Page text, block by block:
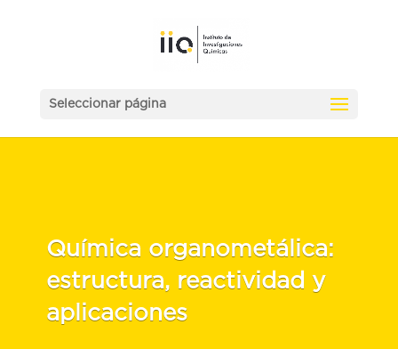
Seleccionar página
Química organometálica:
estructura, reactividad y
aplicaciones